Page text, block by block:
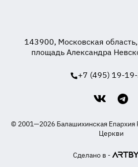
143900, Московская
площадь Александра
+7 (495) 19-
© 2001—2026 Балашихинская Епархия
Церкви
Сделано в -